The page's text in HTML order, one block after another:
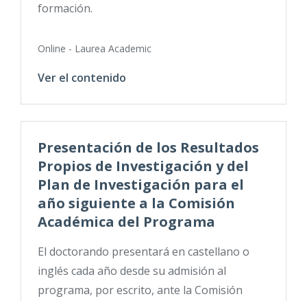
formación.
Online - Laurea Academic
Ver el contenido
Presentación de los Resultados
Propios de Investigación y del
Plan de Investigación para el
año siguiente a la Comisión
Académica del Programa
El doctorando presentará en castellano o
inglés cada año desde su admisión al
programa, por escrito, ante la Comisión